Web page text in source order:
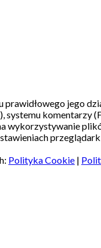
jego
systemu komentarzy
wykorzystywanie
Polityka Cookie |